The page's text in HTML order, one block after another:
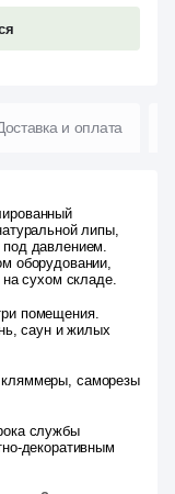
и оплата
липы,
давлением.
оборудовании,
сухом складе.
помещения.
саун и жилых
саморезы
службы
декоративным